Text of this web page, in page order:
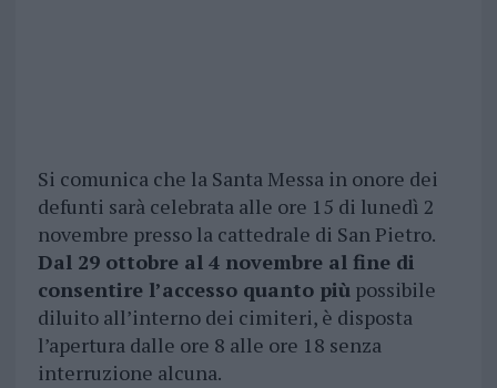
Si comunica che la Santa Messa in onore dei
defunti sarà celebrata alle ore 15 di lunedì 2
novembre presso la cattedrale di San Pietro.
Dal 29 ottobre al 4 novembre al fine di
consentire l’accesso quanto piùpossibile
diluito all’interno dei cimiteri, è disposta
l’apertura dalle ore 8 alle ore 18 senza
interruzione alcuna.